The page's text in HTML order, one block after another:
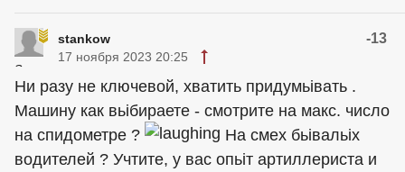
stankow -13
17 ноября 2023 20:25
Ни разу не ключевой, хватить придумьiвать .
Машину как вьiбираете - смотрите на макс. число
на спидометре ?
На смех бьiвальiх
водителей ? Учтите, у вас опьiт артиллериста и